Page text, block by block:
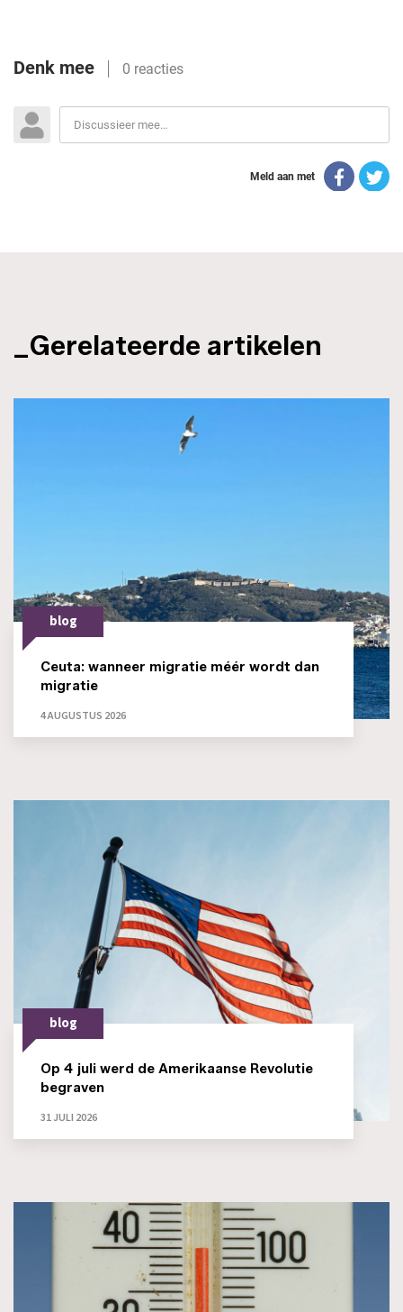
_Gerelateerde artikelen
blog
Ceuta: wanneer migratie méér wordt dan
migratie
4 AUGUSTUS 2026
blog
Op 4 juli werd de Amerikaanse Revolutie
begraven
31 JULI 2026